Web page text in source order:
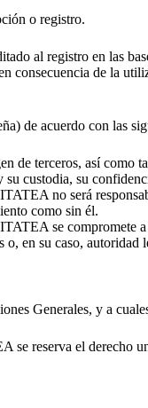
o registro.
al registro en las
de la
de acuerdo con las
de terceros, así
custodia, su
no será
como sin él.
se compromete a
en su caso, autoridad
Generales, y a
el derecho